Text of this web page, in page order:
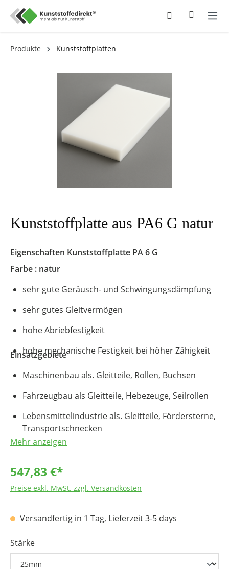
Produkte Kunststoffplatten
Kunststoffplatte aus PA6 G natur
Eigenschaften Kunststoffplatte PA 6 G
Farbe : natur
sehr gute Geräusch- und Schwingungsdämpfung
sehr gutes Gleitvermögen
hohe Abriebfestigkeit
hohe mechanische Festigkeit bei höher Zähigkeit
Einsatzgebiete
Maschinenbau als. Gleitteile, Rollen, Buchsen
Fahrzeugbau als Gleitteile, Hebezeuge, Seilrollen
Lebensmittelindustrie als. Gleitteile, Fördersterne,
Transportschnecken
Mehr anzeigen
547,83 €*
Preise exkl. MwSt. zzgl. Versandkosten
Versandfertig in 1 Tag, Lieferzeit 3-5 days
Stärke